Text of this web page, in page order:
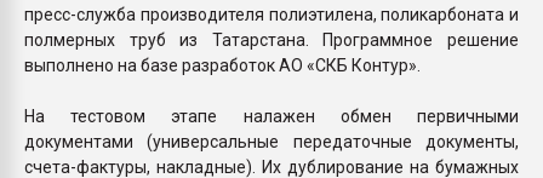
пресс-служба производителя полиэтилена, поликарбоната и
полмерных труб из Татарстана. Программное решение
выполнено на базе разработок АО «СКБ Контур».
На тестовом этапе налажен обмен первичными
документами (универсальные передаточные документы,
счета-фактуры, накладные). Их дублирование на бумажных